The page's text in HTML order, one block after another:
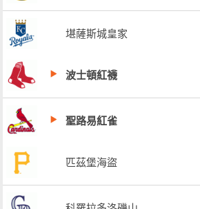
堪薩斯城皇家
波士頓紅襪
聖路易紅雀
匹茲堡海盜